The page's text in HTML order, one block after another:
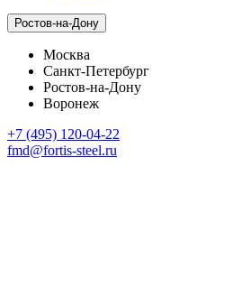
Ростов-на-Дону
Москва
Санкт-Петербург
Ростов-на-Дону
Воронеж
+7 (495) 120-04-22
fmd@fortis-steel.ru